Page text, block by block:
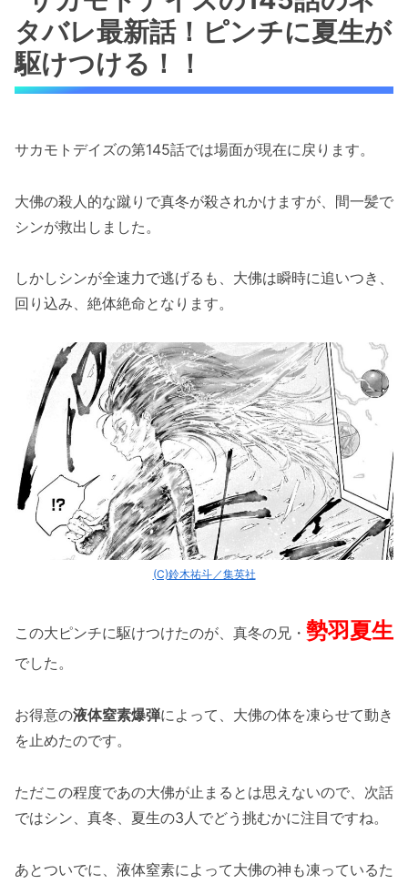
タバレ最新話！ピンチに夏生が
駆けつける！！
サカモトデイズの第145話では場面が現在に戻ります。
大佛の殺人的な蹴りで真冬が殺されかけますが、間一髪で
シンが救出しました。
しかしシンが全速力で逃げるも、大佛は瞬時に追いつき、
回り込み、絶体絶命となります。
(C)鈴木祐斗／集英社
この大ピンチに駆けつけたのが、真冬の兄・ 勢羽夏生
でした。
お得意の液体窒素爆弾によって、大佛の体を凍らせて動き
を止めたのです。
ただこの程度であの大佛が止まるとは思えないので、次話
ではシン、真冬、夏生の3人でどう挑むかに注目ですね。
あとついでに、液体窒素によって大佛の神も凍っているた